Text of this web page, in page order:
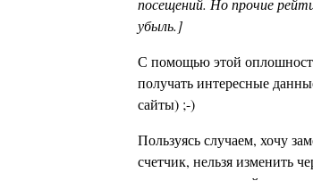
посещений. Но прочие
убыль.]
С помощью этой
получать интересные
сайты) ;-)
Пользуясь случаем, хочу
счетчик, нельзя изменить